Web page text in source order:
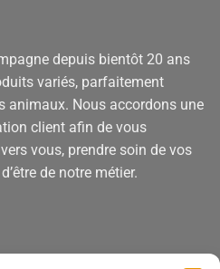
depuis bientôt 20 ans
variés, parfaitement
animaux. Nous accordons une
client afin de vous
vous, prendre soin de vos
de notre métier.